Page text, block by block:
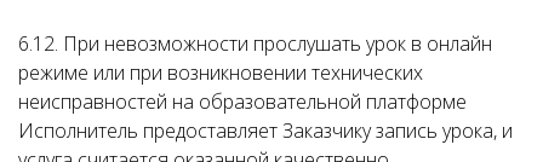
6.12. При невозможности прослушать урок в онлайн
режиме или при возникновении технических
неисправностей на образовательной платформе
Исполнитель предоставляет Заказчику запись урока, и